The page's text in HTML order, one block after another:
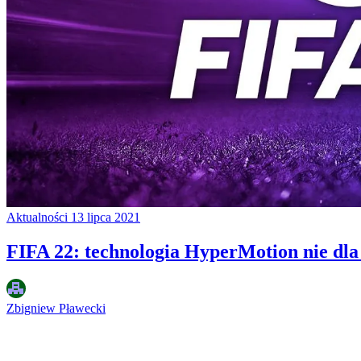
Aktualności 13 lipca 2021
FIFA 22: technologia HyperMotion nie
Zbigniew Pławecki